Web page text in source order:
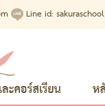
Line id: sakuraschool